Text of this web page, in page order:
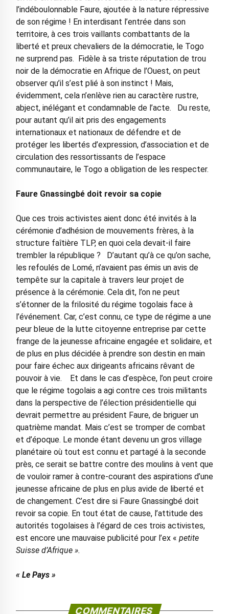
l’indéboulonnable Faure, ajoutée à la nature répressive
de son régime ! En interdisant l’entrée dans son
territoire, à ces trois vaillants combattants de la
liberté et preux chevaliers de la démocratie, le Togo
ne surprend pas. Fidèle à sa triste réputation de trou
noir de la démocratie en Afrique de l’Ouest, on peut
observer qu’il s’est plié à son instinct ! Mais,
évidemment, cela n’enlève rien au caractère rustre,
abject, inélégant et condamnable de l’acte. Du reste,
pour autant qu’il ait pris des engagements
internationaux et nationaux de défendre et de
protéger les libertés d’expression, d’association et de
circulation des ressortissants de l’espace
communautaire, le Togo a obligation de les respecter.
Faure Gnassingbé doit revoir sa copie
Que ces trois activistes aient donc été invités à la
cérémonie d’adhésion de mouvements frères, à la
structure faîtière TLP, en quoi cela devait-il faire
trembler la république ? D’autant qu’à ce qu’on sache,
les refoulés de Lomé, n’avaient pas émis un avis de
tempête sur la capitale à travers leur projet de
présence à la cérémonie. Cela dit, l’on ne peut
s’étonner de la frilosité du régime togolais face à
l’événement. Car, c’est connu, ce type de régime a une
peur bleue de la lutte citoyenne entreprise par cette
frange de la jeunesse africaine engagée et solidaire, et
de plus en plus décidée à prendre son destin en main
pour faire échec aux dirigeants africains rêvant de
pouvoir à vie. Et dans le cas d’espèce, l’on peut croire
que le régime togolais a agi contre ces trois militants
dans la perspective de l’élection présidentielle qui
devrait permettre au président Faure, de briguer un
quatrième mandat. Mais c’est se tromper de combat
et d’époque. Le monde étant devenu un gros village
planétaire où tout est connu et partagé à la seconde
près, ce serait se battre contre des moulins à vent que
de vouloir ramer à contre-courant des aspirations d’une
jeunesse africaine de plus en plus avide de liberté et
de changement. C’est dire si Faure Gnassingbé doit
revoir sa copie. En tout état de cause, l’attitude des
autorités togolaises à l’égard de ces trois activistes,
est encore une mauvaise publicité pour l’ex « petite
Suisse d’Afrique ».
« Le Pays »
COMMENTAIRES